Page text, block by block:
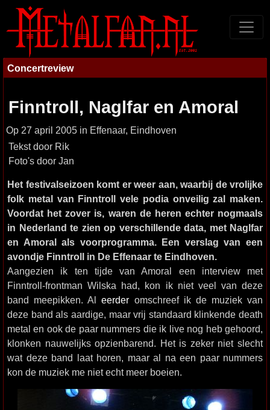
Concertreview
Finntroll, Naglfar en Amoral
Op 27 april 2005 in Effenaar, Eindhoven
Tekst door Rik
Foto's door Jan
Het festivalseizoen komt er weer aan, waarbij de vrolijke
folk metal van Finntroll vele podia onveilig zal maken.
Voordat het zover is, waren de heren echter nogmaals
in Nederland te zien op verschillende data, met Naglfar
en Amoral als voorprogramma. Een verslag van een
avondje Finntroll in De Effenaar te Eindhoven.
Aangezien ik ten tijde van Amoral een interview met
Finntroll-frontman Wilska had, kon ik niet veel van deze
band meepikken. Aleerder omschreef ik de muziek van
deze band als aardige, maar vrij standaard klinkende death
metal en ook de paar nummers die ik live nog heb gehoord,
klonken nauwelijks opzienbarend. Het is zeker niet slecht
wat deze band laat horen, maar al na een paar nummers
kon de muziek me niet echt meer boeien.